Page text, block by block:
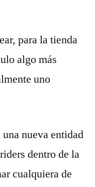
para la tienda
algo más
uno
nueva entidad
dentro de la
cualquiera de